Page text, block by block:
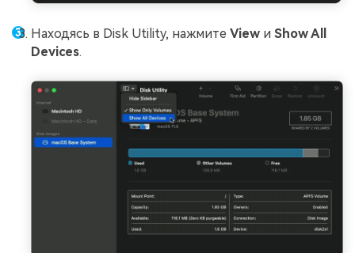
Находясь в Disk Utility, нажмите View и Show All
Devices.